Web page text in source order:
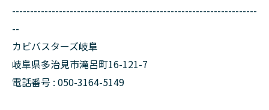
--------------------------------------------------------------------
--
カビバスターズ岐阜
岐阜県多治見市滝呂町16-121-7
電話番号 : 050-3164-5149